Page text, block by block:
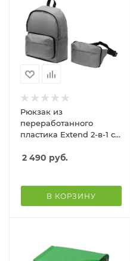
Рюкзак из
переработанного
пластика Extend 2-в-1 с
2 490 руб.
В КОРЗИНУ